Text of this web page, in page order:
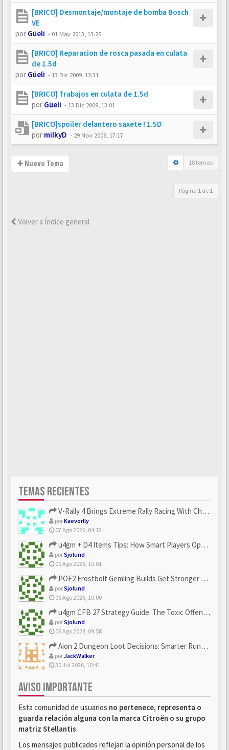
[BRICO] Desmontaje/montaje de bomba Bosch
VE
por Güeli - 01 May 2013, 13:25
[BRICO] Reparacion de rosca pasada en culata
de 1.5d
por Güeli - 13 Dic 2009, 13:31
[BRICO] Trabajos en culata de 1.5d
por Güeli - 13 Dic 2009, 13:01
[BRICO]spoiler delantero saxete ! 1.5D
por milkyD - 29 Nov 2009, 17:17
Nuevo Tema 18 temas
Página 1 de 1
Volver a Índice general
TEMAS RECIENTES
V-Rally 4 Brings Extreme Rally Racing With Challenging Track...
porKaevorlly
07 Ago 2026, 04:12
u4gm + D4 Items Tips: How Smart Players Optimize Gear, Build...
porSjolund
06 Ago 2026, 10:01
POE2 Frostbolt Gemling Builds Get Stronger With u4gm’s Ice C...
porSjolund
06 Ago 2026, 10:00
u4gm CFB 27 Strategy Guide: The Toxic Offensive Scheme Your ...
porSjolund
06 Ago 2026, 09:58
Aion 2 Dungeon Loot Decisions: Smarter Runs With U4N
porJackWalker
30 Jul 2026, 10:41
AVISO IMPORTANTE
Esta comunidad de usuarios no pertenece, representa o
guarda relación alguna con la marca Citroën o su grupo
matriz Stellantis.
Los mensajes publicados reflejan la opinión personal de los